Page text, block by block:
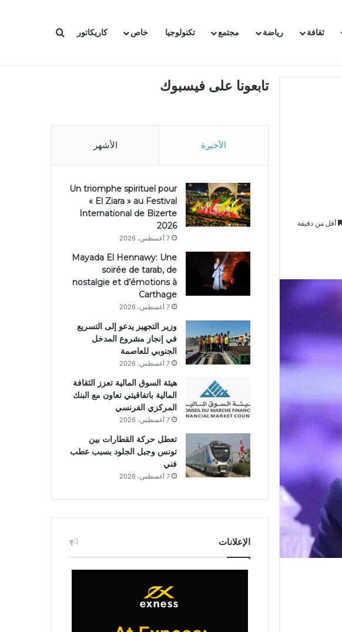
ثقافة رياضة مجتمع تكنولوجيا خاص كاريكاتور بحث عن
أقل من دقيقة
تابعونا على فيسبوك
الأخيرة الأشهر
Un triomphe spirituel pour
« El Ziara » au Festival
International de Bizerte
2026
7 أغسطس، 2026
Mayada El Hennawy: Une
soirée de tarab, de
nostalgie et d’émotions à
Carthage
7 أغسطس، 2026
وزير التجهيز يدعو إلى التسريع
في إنجاز مشروع المدخل
الجنوبي للعاصمة
7 أغسطس، 2026
هيئة السوق المالية تعزز الثقافة
المالية باتفاقيتي تعاون مع البنك
المركزي الفرنسي
7 أغسطس، 2026
تعطل حركة القطارات بين
تونس وجبل الجلود بسبب عطب
فني
7 أغسطس، 2026
الإعلانات